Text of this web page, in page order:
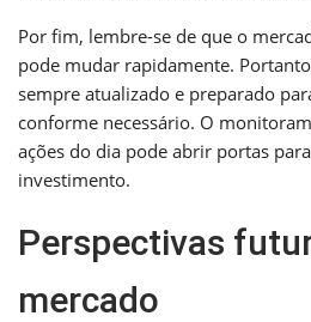
Por fim, lembre-se de que o
pode mudar rapidamente.
sempre atualizado e preparado
conforme necessário. O
ações do dia pode abrir portas
investimento.
Perspectivas
mercado